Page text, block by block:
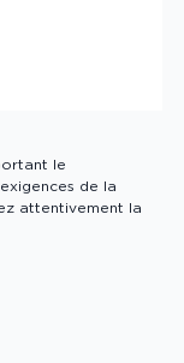
le
de la
attentivement la